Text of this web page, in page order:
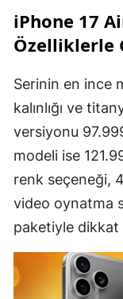
iPhone 17
Özelliklerle
Serinin en ince
kalınlığı ve
versiyonu
modeli ise
renk seçeneği,
video oynatma
paketiyle dikkat